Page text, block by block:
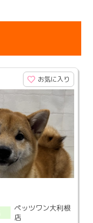
お気に入り
ペッツワン大利根
店